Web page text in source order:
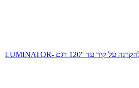
מקרן וידאו Packard bell להקרנה על קיר עד "120 דגם LUMINATOR-